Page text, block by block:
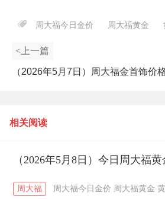
周大福今日金价 周大福黄金
<上一篇
（2026年5月7日）周大福金首饰价
相关阅读
（2026年5月8日）今日周大福
周大福 周大福今日金价 周大福黄金